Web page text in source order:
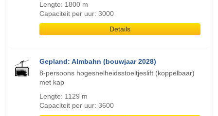
Lengte: 1800 m
Capaciteit per uur: 3000
Details
Gepland: Almbahn (bouwjaar 2028)
8-persoons hogesnelheidsstoeltjeslift (koppelbaar)
met kap
Lengte: 1129 m
Capaciteit per uur: 3600